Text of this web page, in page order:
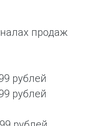
продаж
рублей
рублей